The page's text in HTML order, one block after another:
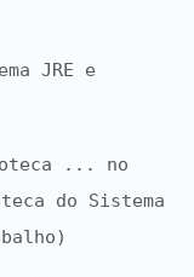
JRE e
... no
do Sistema